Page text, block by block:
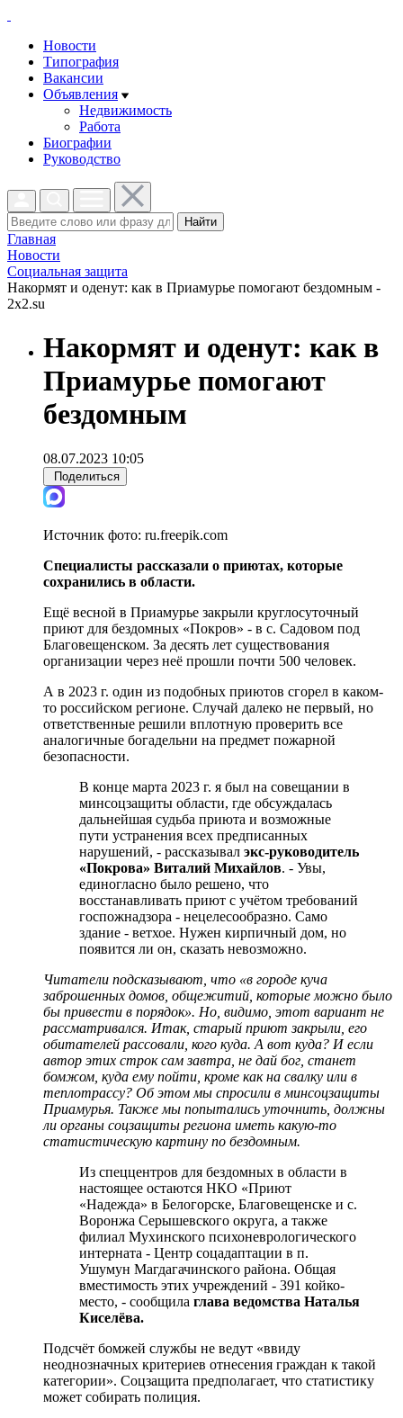
Новости
Типография
Вакансии
Объявления
Недвижимость
Работа
Биографии
Руководство
Найти
Главная
Новости
Социальная защита
Накормят и оденут: как в Приамурье помогают бездомным -
2x2.su
Накормят и оденут: как в
Приамурье помогают
бездомным
08.07.2023 10:05
Поделиться
Источник фото: ru.freepik.com
Специалисты рассказали о приютах, которые
сохранились в области.
Ещё весной в Приамурье закрыли круглосуточный
приют для бездомных «Покров» - в с. Садовом под
Благовещенском. За десять лет существования
организации через неё прошли почти 500 человек.
А в 2023 г. один из подобных приютов сгорел в каком-
то российском регионе. Случай далеко не первый, но
ответственные решили вплотную проверить все
аналогичные богадельни на предмет пожарной
безопасности.
В конце марта 2023 г. я был на совещании в
минсоцзащиты области, где обсуждалась
дальнейшая судьба приюта и возможные
пути устранения всех предписанных
нарушений, - рассказывал экс-руководитель
«Покрова» Виталий Михайлов. - Увы,
единогласно было решено, что
восстанавливать приют с учётом требований
госпожнадзора - нецелесообразно. Само
здание - ветхое. Нужен кирпичный дом, но
появится ли он, сказать невозможно.
Читатели подсказывают, что «в городе куча
заброшенных домов, общежитий, которые можно было
бы привести в порядок». Но, видимо, этот вариант не
рассматривался. Итак, старый приют закрыли, его
обитателей рассовали, кого куда. А вот куда? И если
автор этих строк сам завтра, не дай бог, станет
бомжом, куда ему пойти, кроме как на свалку или в
теплотрассу? Об этом мы спросили в минсоцзащиты
Приамурья. Также мы попытались уточнить, должны
ли органы соцзащиты региона иметь какую-то
статистическую картину по бездомным.
Из спеццентров для бездомных в области в
настоящее остаются НКО «Приют
«Надежда» в Белогорске, Благовещенске и с.
Воронжа Серышевского округа, а также
филиал Мухинского психоневрологического
интерната - Центр соцадаптации в п.
Ушумун Магдагачинского района. Общая
вместимость этих учреждений - 391 койко-
место, - сообщила глава ведомства Наталья
Киселёва.
Подсчёт бомжей службы не ведут «ввиду
неоднозначных критериев отнесения граждан к такой
категории». Соцзащита предполагает, что статистику
может собирать полиция.